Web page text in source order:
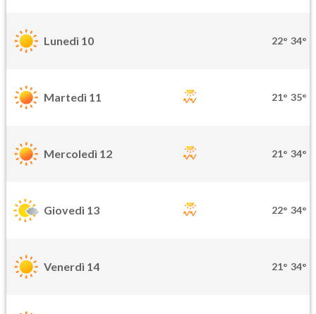
Lunedì 10 22° 34°
Martedì 11 21° 35°
Mercoledì 12 21° 34°
Giovedì 13 22° 34°
Venerdì 14 21° 34°